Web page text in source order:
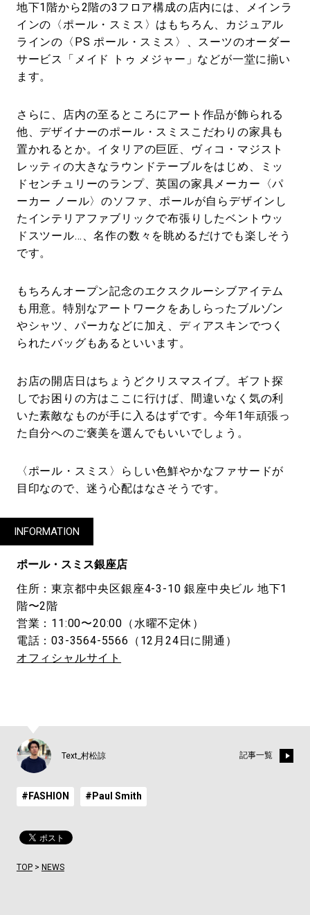
地下1階から2階の3フロア構成の店内には、メインラ
インの〈ポール・スミス〉はもちろん、カジュアル
ラインの〈PS ポール・スミス〉、スーツのオーダー
サービス「メイド トゥ メジャー」などが一堂に揃い
ます。
さらに、店内の至るところにアート作品が飾られる
他、デザイナーのポール・スミスこだわりの家具も
置かれるとか。イタリアの巨匠、ヴィコ・マジスト
レッティの大きなラウンドテーブルをはじめ、ミッ
ドセンチュリーのランプ、英国の家具メーカー〈パ
ーカー ノール〉のソファ、ポールが自らデザインし
たインテリアファブリックで布張りしたベントウッ
ドスツール…、名作の数々を眺めるだけでも楽しそう
です。
もちろんオープン記念のエクスクルーシブアイテム
も用意。特別なアートワークをあしらったブルゾン
やシャツ、パーカなどに加え、ディアスキンでつく
られたバッグもあるといいます。
お店の開店日はちょうどクリスマスイブ。ギフト探
しでお困りの方はここに行けば、間違いなく気の利
いた素敵なものが手に入るはずです。今年1年頑張っ
た自分へのご褒美を選んでもいいでしょう。
〈ポール・スミス〉らしい色鮮やかなファサードが
目印なので、迷う心配はなさそうです。
INFORMATION
ポール・スミス銀座店
住所：東京都中央区銀座4-3-10 銀座中央ビル 地下1
階〜2階
営業：11:00〜20:00（水曜不定休）
電話：03-3564-5566（12月24日に開通）
オフィシャルサイト
Text_村松諒 記事一覧
#FASHION #Paul Smith
TOP> NEWS